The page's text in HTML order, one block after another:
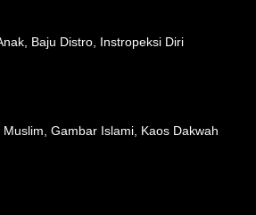
Baju Distro Instropeksi Diri
Muslim Gambar Islami Kaos Dakwah